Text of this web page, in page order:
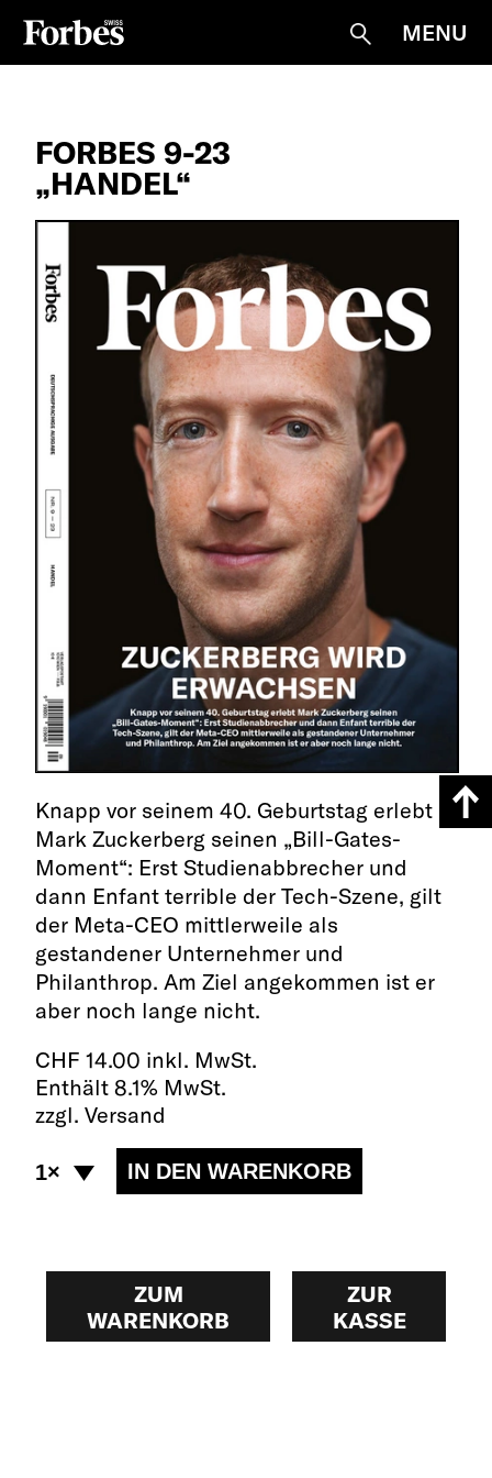
Suche
MENU
FORBES 9-23
„HANDEL“
Knapp vor seinem 40. Geburtstag erlebt
Mark Zuckerberg seinen „Bill-Gates-
Moment“: Erst Studienabbrecher und
dann Enfant terrible der Tech-Szene, gilt
der Meta-CEO mittlerweile als
gestandener Unternehmer und
Philanthrop. Am Ziel angekommen ist er
aber noch lange nicht.
CHF 14.00 inkl. MwSt.
Enthält 8.1% MwSt.
zzgl. Versand
ZUM
WARENKORB
ZUR
KASSE